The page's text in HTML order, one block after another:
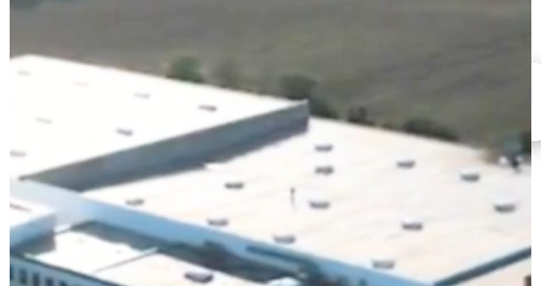
Découvrir nos produits